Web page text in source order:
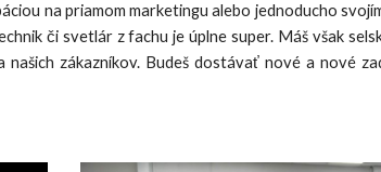
na priamom marketingu alebo jednoducho
či svetlár z fachu je úplne super. Máš však
zákazníkov. Budeš dostávať nové a nové